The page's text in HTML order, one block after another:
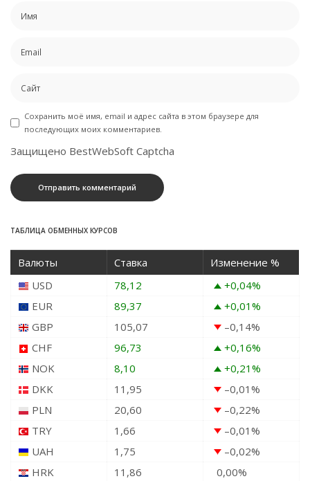
Сохранить моё имя, email и адрес сайта в этом браузере для
последующих моих комментариев.
Защищено BestWebSoft Captcha
ТАБЛИЦА ОБМЕННЫХ КУРСОВ
Валюты Ставка
Изменение %
USD
78,12 +0,04%
EUR
89,37 +0,01%
GBP
105,07 –0,14%
CHF
96,73 +0,16%
NOK
8,10 +0,21%
DKK
11,95 –0,01%
PLN
20,60 –0,22%
TRY
1,66 –0,01%
UAH
1,75 –0,02%
HRK
11,86 0,00%